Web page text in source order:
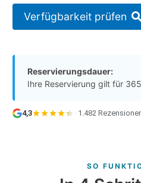
Verfügbarkeit prüfen
Reservierungsdauer:
Ihre Reservierung gilt für
4,3 · 1.482
SO